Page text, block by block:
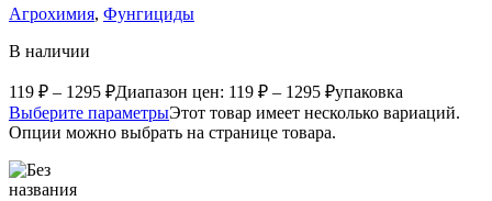
Агрохимия, Фунгициды
В наличии
119 ₽ – 1295 ₽Диапазон цен: 119 ₽ – 1295 ₽упаковка
Выберите параметрыЭтот товар имеет несколько вариаций.
Опции можно выбрать на странице товара.